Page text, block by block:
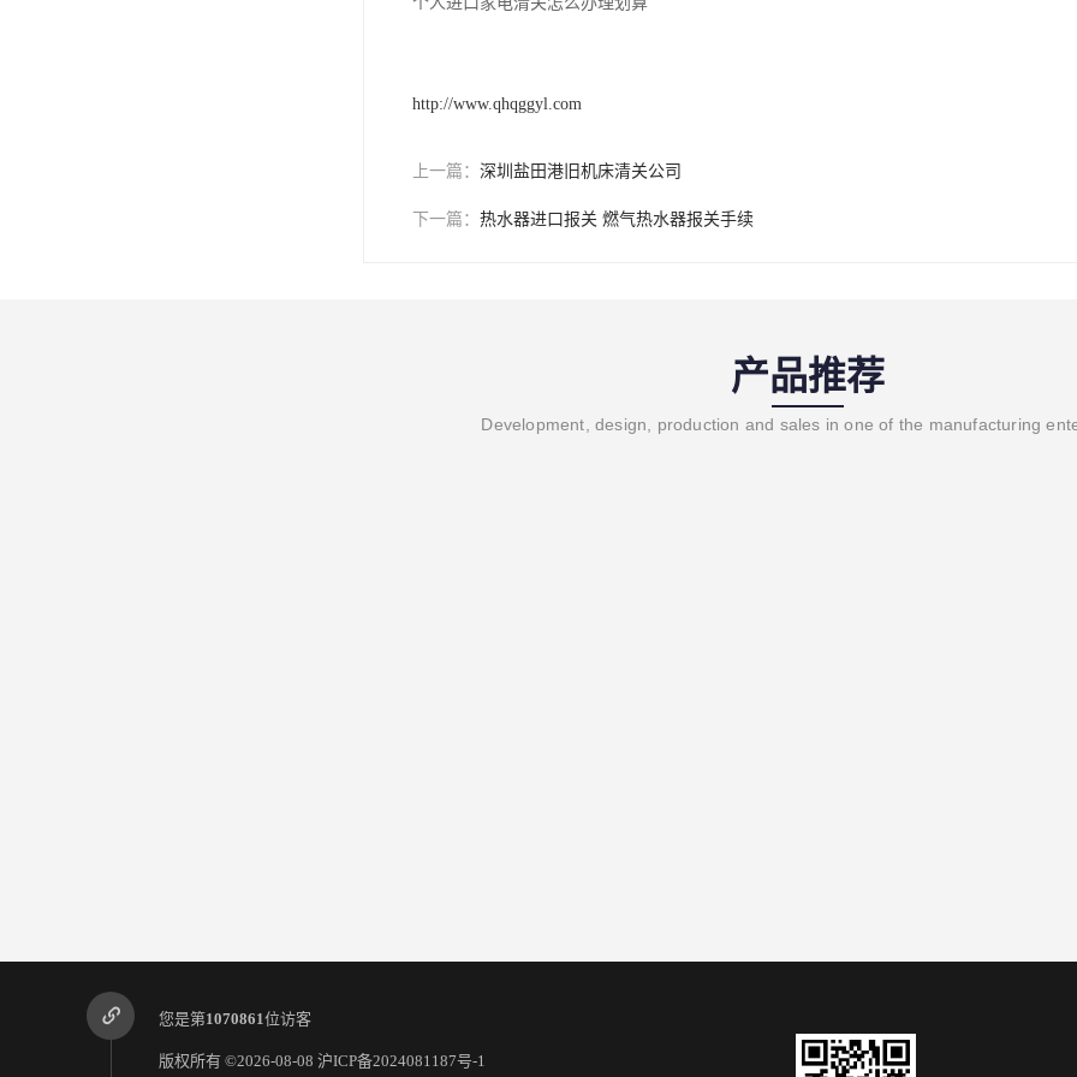
http://www.qhqggyl.com
上一篇： 深圳盐田港旧机床清关公司
下一篇： 热水器进口报关 燃气热水器报关手续
产品推荐
Development, design, production and sales in one of the manufacturing
您是第1070861位访客
版权所有 ©2026-08-08 沪ICP备2024081187号-1